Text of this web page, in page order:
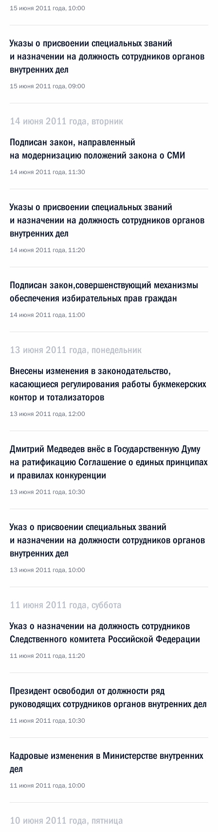
15 июня 2011 года, 10:00
Указы о присвоении специальных званий
и назначении на должность сотрудников органов
внутренних дел
15 июня 2011 года, 09:00
14 июня 2011 года, вторник
Подписан закон, направленный
на модернизацию положений закона о СМИ
14 июня 2011 года, 11:30
Указы о присвоении специальных званий
и назначении на должность сотрудников органов
внутренних дел
14 июня 2011 года, 11:20
Подписан закон,совершенствующий механизмы
обеспечения избирательных прав граждан
14 июня 2011 года, 11:00
13 июня 2011 года, понедельник
Внесены изменения в законодательство,
касающиеся регулирования работы букмекерских
контор и тотализаторов
13 июня 2011 года, 12:00
Дмитрий Медведев внёс в Государственную Думу
на ратификацию Соглашение о единых принципах
и правилах конкуренции
13 июня 2011 года, 10:30
Указ о присвоении специальных званий
и назначении на должности сотрудников органов
внутренних дел
13 июня 2011 года, 10:00
11 июня 2011 года, суббота
Указ о назначении на должность сотрудников
Следственного комитета Российской Федерации
11 июня 2011 года, 11:20
Президент освободил от должности ряд
руководящих сотрудников органов внутренних дел
11 июня 2011 года, 10:30
Кадровые изменения в Министерстве внутренних
дел
11 июня 2011 года, 10:00
10 июня 2011 года, пятница